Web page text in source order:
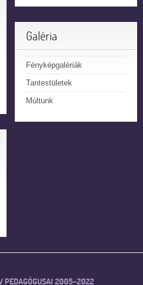
Galéria
Fényképgalériák
Tantestületek
Múltunk
PEDAGÓGUSAI 2005–2022